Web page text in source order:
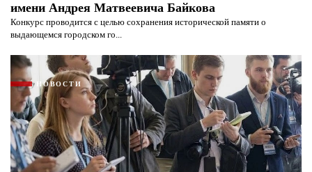
имени Андрея Матвеевича Байкова
Конкурс проводится с целью сохранения исторической памяти о
выдающемся городском го...
НОВОСТИ
Я согласен сполитикой конфиденциальности и
защиты информации*